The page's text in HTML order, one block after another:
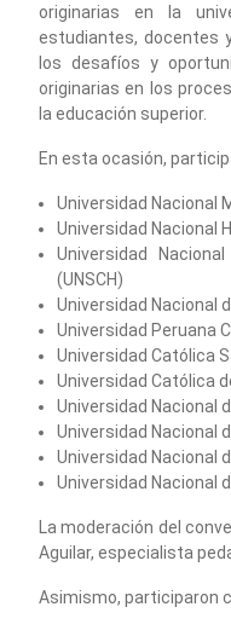
originarias en la
estudiantes, docentes
los desafíos y
originarias en los
la educación superior.
En esta ocasión,
Universidad Nacional
Universidad Nacional
Universidad
(UNSCH)
Universidad Nacional
Universidad Peruana
Universidad Católica
Universidad Católica
Universidad Nacional
Universidad Nacional
Universidad Nacional
Universidad Nacional
La moderación del
Aguilar, especialista
Asimismo, participaron